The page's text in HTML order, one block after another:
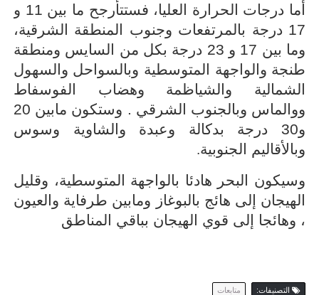
أما درجات الحرارة العليا، فستتأرجح ما بين 11 و
17 درجة بالمرتفعات وجنوب المنطقة الشرقية،
وما بين 17 و 23 درجة بكل من السايس ومنطقة
طنجة والواجهة المتوسطية وبالسواحل والسهول
الشمالية والشياظمة وهضاب الفوسفاط
ووالماس وبالجنوب الشرقي . وستكون مابين 20
و30 درجة بدكالة وعبدة والشاوية وسوس
وبالأقاليم الجنوبية.
وسيكون البحر هادئا بالواجهة المتوسطية، وقليل
الهيجان إلى هائج بالبوغاز ومابين طرفاية والعيون
، وهائجا إلى قوي الهيجان بباقي المناطق
التصنيفات: متابعات